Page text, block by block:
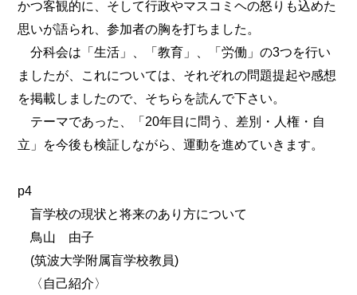
かつ客観的に、そして行政やマスコミヘの怒りも込めた
思いが語られ、参加者の胸を打ちました。
分科会は「生活」、「教育」、「労働」の3つを行い
ましたが、これについては、それぞれの問題提起や感想
を掲載しましたので、そちらを読んで下さい。
テーマであった、「20年目に問う、差別・人権・自
立」を今後も検証しながら、運動を進めていきます。
p4
盲学校の現状と将来のあり方について
鳥山 由子
(筑波大学附属盲学校教員)
〈自己紹介〉